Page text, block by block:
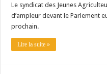
Le syndicat des Jeunes
d’ampleur devant le Parlement
prochain.
Lire la suite »